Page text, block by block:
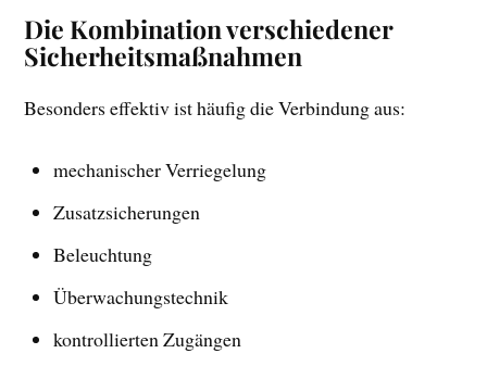
Die Kombination verschiedener
Sicherheitsmaßnahmen
Besonders effektiv ist häufig die Verbindung aus:
mechanischer Verriegelung
Zusatzsicherungen
Beleuchtung
Überwachungstechnik
kontrollierten Zugängen